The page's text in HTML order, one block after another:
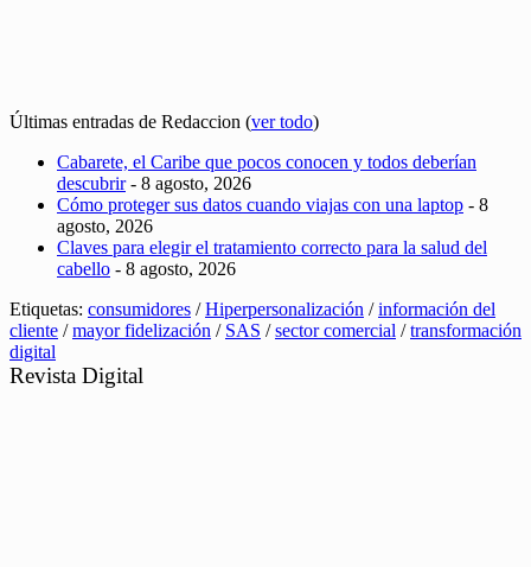
Últimas entradas de Redaccion (ver todo)
Cabarete, el Caribe que pocos conocen y todos deberían
descubrir- 8 agosto, 2026
Cómo proteger sus datos cuando viajas con una laptop - 8
agosto, 2026
Claves para elegir el tratamiento correcto para la salud del
cabello - 8 agosto, 2026
Etiquetas: consumidores /Hiperpersonalización /información del
cliente /mayor fidelización / SAS /sector comercial /transformación
digital
Revista Digital